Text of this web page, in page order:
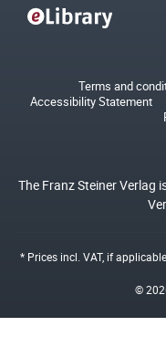
Terms and
Accessibility Statement
The Franz Steiner Verlag
* Prices incl. VAT, if
©